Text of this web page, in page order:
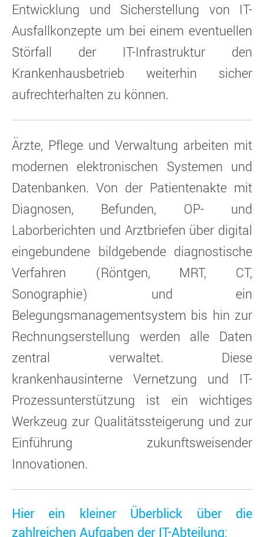
Entwicklung und Sicherstellung von IT-
Ausfallkonzepte um bei einem eventuellen
Störfall der IT-Infrastruktur den
Krankenhausbetrieb weiterhin sicher
aufrechterhalten zu können.
Ärzte, Pflege und Verwaltung arbeiten mit
modernen elektronischen Systemen und
Datenbanken. Von der Patientenakte mit
Diagnosen, Befunden, OP- und
Laborberichten und Arztbriefen über digital
eingebundene bildgebende diagnostische
Verfahren (Röntgen, MRT, CT,
Sonographie) und ein
Belegungsmanagementsystem bis hin zur
Rechnungserstellung werden alle Daten
zentral verwaltet. Diese
krankenhausinterne Vernetzung und IT-
Prozessunterstützung ist ein wichtiges
Werkzeug zur Qualitätssteigerung und zur
Einführung zukunftsweisender
Innovationen.
Hier ein kleiner Überblick über die
zahlreichen Aufgaben der IT-Abteilung: